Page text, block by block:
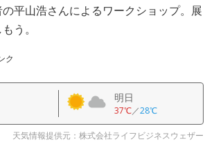
平山浩さんによるワークショップ。展
う。
ク
明日
37℃／28℃
天気情報提供元：株式会社ライフビジネスウェザー